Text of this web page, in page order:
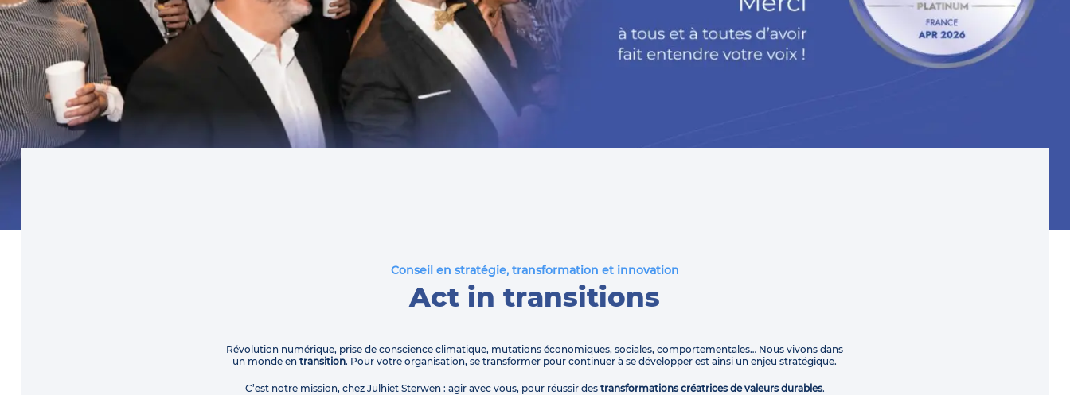
Conseil en stratégie, transformation et innovation
Act in transitions
Révolution numérique, prise de conscience climatique, mutations économiques, sociales, comportementales… Nous vivons dans
un monde entransition. Pour votre organisation, se transformer pour continuer à se développer est ainsi un enjeu stratégique.
C’est notre mission, chez Julhiet Sterwen : agir avec vous, pour réussir des transformations créatrices de valeurs durables.